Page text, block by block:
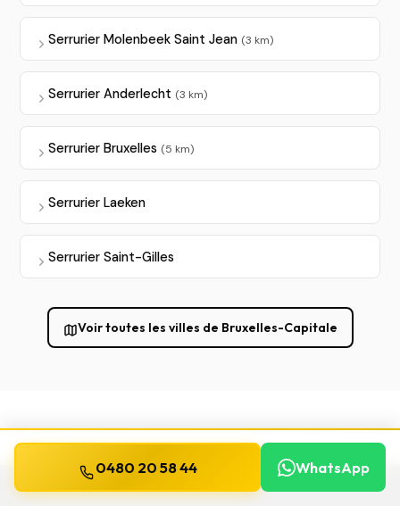
Serrurier Molenbeek Saint Jean (3 km)
Serrurier Anderlecht (3 km)
Serrurier Bruxelles (5 km)
Serrurier Laeken
Serrurier Saint-Gilles
Voir toutes les villes de Bruxelles-Capitale
0480 20 58 44 WhatsApp